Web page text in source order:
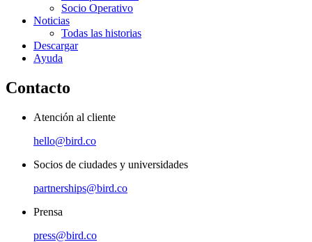
Socio Operativo
Noticias
Todas las historias
Descargar
Ayuda
Contacto
Atención al cliente
hello@bird.co
Socios de ciudades y universidades
partnerships@bird.co
Prensa
press@bird.co